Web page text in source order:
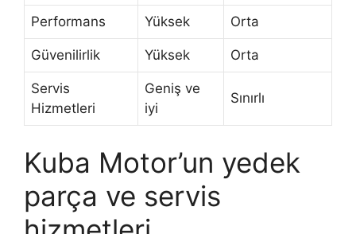
Performans Yüksek Orta
Güvenilirlik Yüksek Orta
Servis
Hizmetleri
Geniş ve
iyi
Sınırlı
Kuba Motor’un yedek
parça ve servis